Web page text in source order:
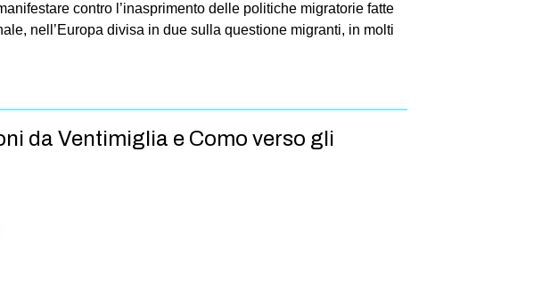
contro l’inasprimento delle politiche migratorie fatte
nell’Europa divisa in due sulla questione migranti, in molti
da Ventimiglia e Como verso gli